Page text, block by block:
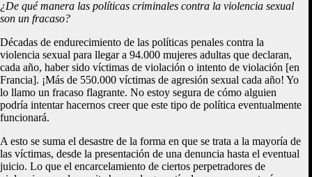
¿De qué manera las políticas criminales contra la violencia sexual
son un fracaso?
Décadas de endurecimiento de las políticas penales contra la
violencia sexual para llegar a 94.000 mujeres adultas que declaran,
cada año, haber sido víctimas de violación o intento de violación [en
Francia]. ¡Más de 550.000 víctimas de agresión sexual cada año! Yo
lo llamo un fracaso flagrante. No estoy segura de cómo alguien
podría intentar hacernos creer que este tipo de política eventualmente
funcionará.
A esto se suma el desastre de la forma en que se trata a la mayoría de
las víctimas, desde la presentación de una denuncia hasta el eventual
juicio. Lo que el encarcelamiento de ciertos perpetradores de